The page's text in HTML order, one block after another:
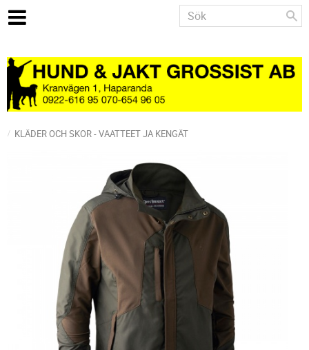
KLÄDER OCH SKOR - VAATTEET JA KENGÄT